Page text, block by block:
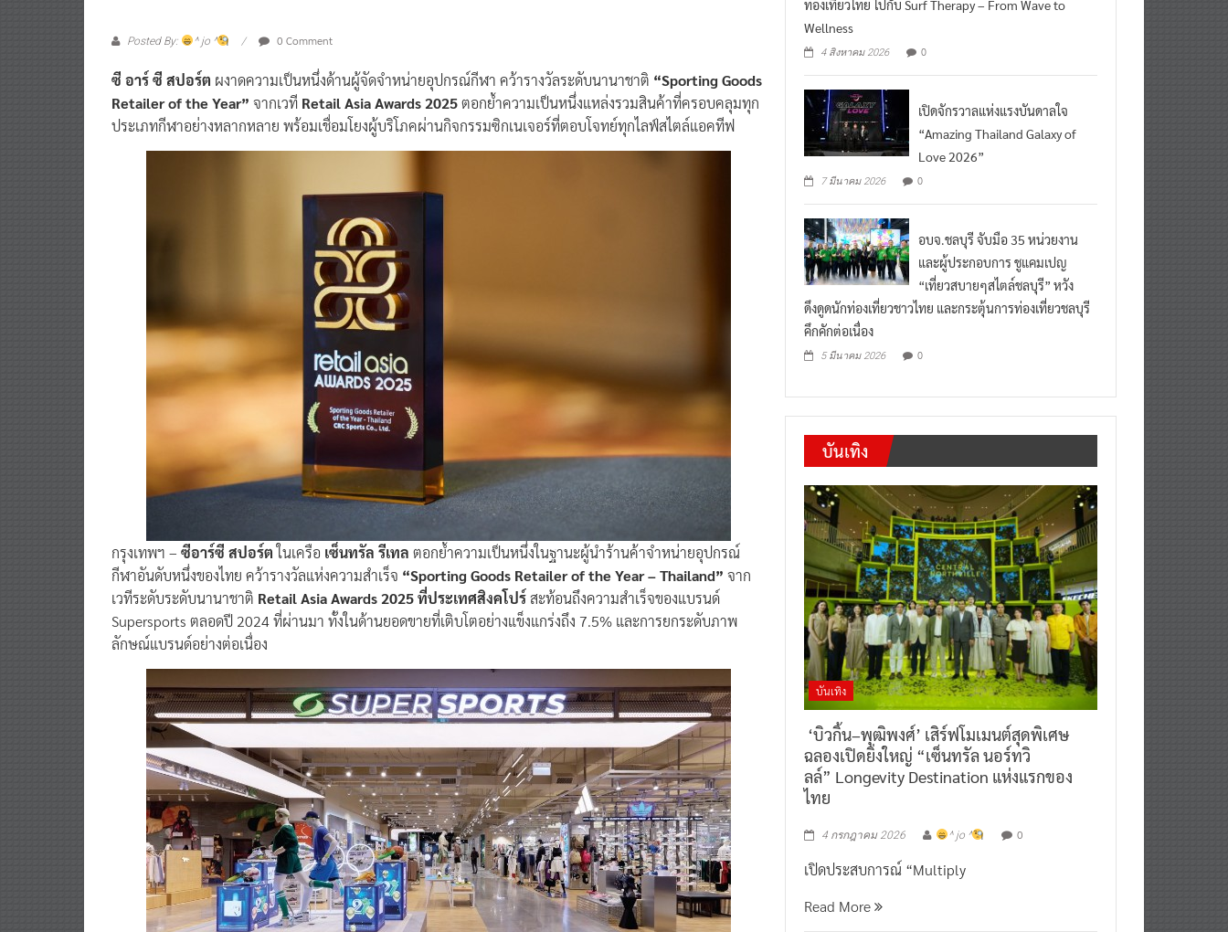
ซี อาร์ ซี สปอร์ต ผงาดความเป็นหนึ่งด้านผู้จัดจำหน่ายอุปกรณ์กีฬา คว้ารางวัลระดับนานาชาติ
Retailer of the Year”จากเวทีRetail Asia Awards 2025ตอกย้ำความเป็นหนึ่งแหล่งรวมสินค้าที่ครอบคลุมทุก
ประเภทกีฬาอย่างหลากหลาย พร้อมเชื่อมโยงผู้บริโภคผ่านกิจกรรมซิกเนเจอร์ที่ตอบโจทย์ทุกไลฟ์สไตล์แอคทีฟ
กรุงเทพฯ –ซีอาร์ซี สปอร์ตในเครือเซ็นทรัล รีเทลตอกย้ำความเป็นหนึ่งในฐานะผู้นำร้านค้าจำหน่ายอุปกรณ์
กีฬาอันดับหนึ่งของไทย คว้ารางวัลแห่งความสำเร็จ“Sporting Goods Retailer of the Year – Thailand”จาก
เวทีระดับระดับนานาชาติRetail Asia Awards 2025 ที่ประเทศสิงคโปร์สะท้อนถึงความสำเร็จของแบรนด์
Supersports ตลอดปี 2024 ที่ผ่านมา ทั้งในด้านยอดขายที่เติบโตอย่างแข็งแกร่งถึง 7.5% และการยกระดับภาพ
ลักษณ์แบรนด์อย่างต่อเนื่อง
Wellness
“Amazing Thailand Galaxy of
Love 2026”
0
และผู้ประกอบการ ชูแคมเปญ
“เที่ยวสบายๆสไตล์ชลบุรี” หวัง
ดึงดูดนักท่องเที่ยวชาวไทย และกระตุ้นการท่องเที่ยวชลบุรี
คึกคักต่อเนื่อง
บันเทิง
บันเทิง
‘บิวกิ้น–พุฒิพงศ์’ เสิร์ฟโมเมนต์สุดพิเศษ
ฉลองเปิดยิ่งใหญ่ “เซ็นทรัล นอร์ทวิ
ลล์” Longevity Destination แห่งแรกของ
ไทย
เปิดประสบการณ์ “Multiply